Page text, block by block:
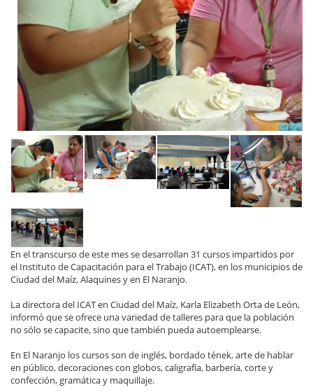
En el transcurso de este mes se desarrollan 31 cursos impartidos por
el Instituto de Capacitación para el Trabajo (ICAT), en los municipios de
Ciudad del Maíz, Alaquines y en El Naranjo.
La directora del ICAT en Ciudad del Maíz, Karla Elizabeth Orta de León,
informó que se ofrece una variedad de talleres para que la población
no sólo se capacite, sino que también pueda autoemplearse.
En El Naranjo los cursos son de inglés, bordado tének, arte de hablar
en público, decoraciones con globos, caligrafía, barbería, corte y
confección, gramática y maquillaje.